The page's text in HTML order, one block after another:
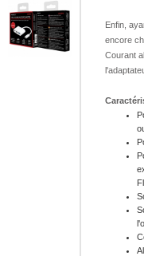
Enfin,
encore
Courant